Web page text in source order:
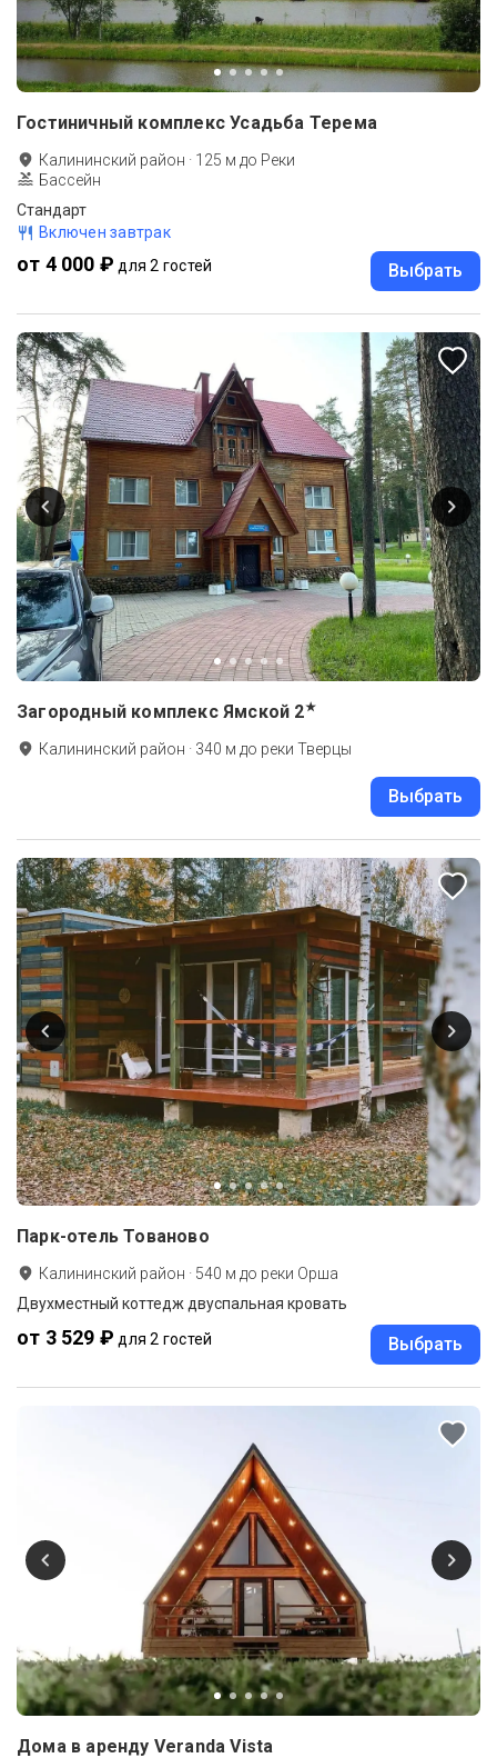
Гостиничный комплекс Усадьба Терема
Калининский район · 125 м до Реки
Бассейн
Стандарт
Включен завтрак
от 4 000 ₽ для 2 гостей Выбрать
Загородный комплекс Ямской 2★
Калининский район · 340 м до реки Тверцы
Выбрать
Парк-отель Тованово
Калининский район · 540 м до реки Орша
Двухместный коттедж двуспальная кровать
от 3 529 ₽ для 2 гостей Выбрать
Дома в аренду Veranda Vista